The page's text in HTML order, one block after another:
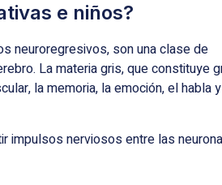
e niños?
neuroregresivos, son una clase de
La materia gris, que constituye
la memoria, la emoción, el habla
impulsos nerviosos entre las